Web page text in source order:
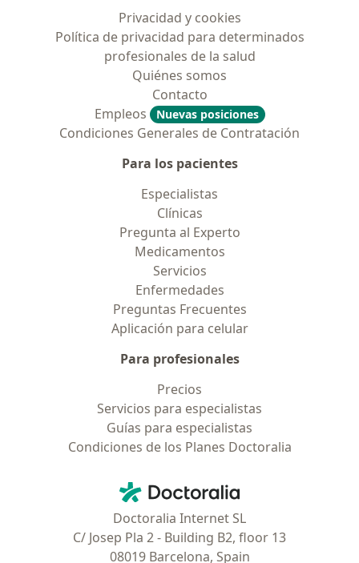
Privacidad y cookies
Política de privacidad para determinados
profesionales de la salud
Quiénes somos
Contacto
Empleos
Nuevas posiciones
Condiciones Generales de Contratación
Para los pacientes
Especialistas
Clínicas
Pregunta al Experto
Medicamentos
Servicios
Enfermedades
Preguntas Frecuentes
Aplicación para celular
Para profesionales
Precios
Servicios para especialistas
Guías para especialistas
Condiciones de los Planes Doctoralia
Doctoralia - Página de inicio
Doctoralia Internet SL
C/ Josep Pla 2 - Building B2, floor 13
08019 Barcelona, Spain